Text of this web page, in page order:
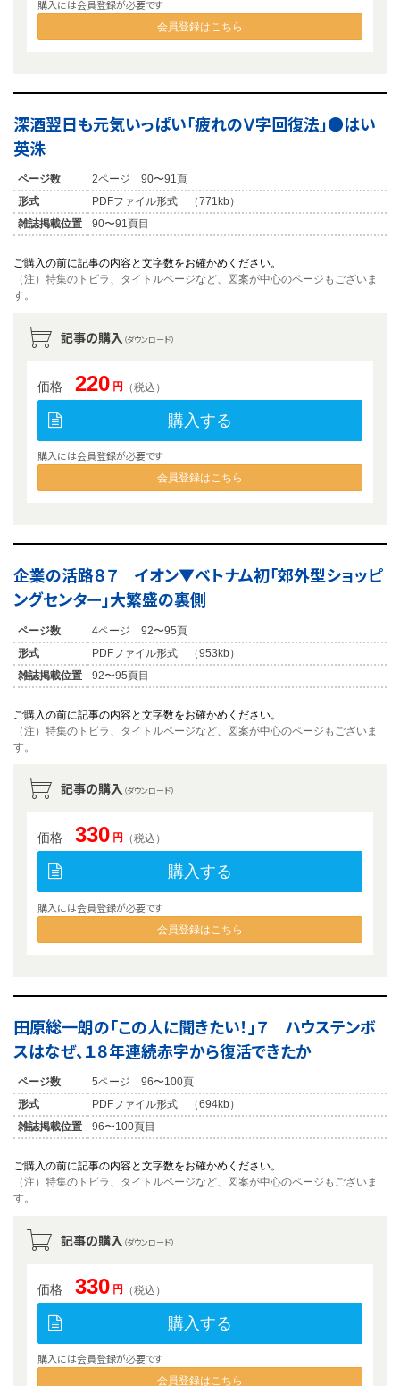
購入には会員登録が必要です
会員登録はこちら
深酒翌日も元気いっぱい「疲れのＶ字回復法」●はい
英洙
ページ数
2ページ 90〜91頁
形式
PDFファイル形式 （771kb）
雑誌掲載位置
90〜91頁目
ご購入の前に記事の内容と文字数をお確かめください。
（注）特集のトビラ、タイトルページなど、図案が中心のページもございま
す。
記事の購入 （ダウンロード）
価格 220 円 （税込）
購入する
購入には会員登録が必要です
会員登録はこちら
企業の活路８７ イオン▼ベトナム初「郊外型ショッピ
ングセンター」大繁盛の裏側
ページ数
4ページ 92〜95頁
形式
PDFファイル形式 （953kb）
雑誌掲載位置
92〜95頁目
ご購入の前に記事の内容と文字数をお確かめください。
（注）特集のトビラ、タイトルページなど、図案が中心のページもございま
す。
記事の購入 （ダウンロード）
価格 330 円 （税込）
購入する
購入には会員登録が必要です
会員登録はこちら
田原総一朗の「この人に聞きたい！」７ ハウステンボ
スはなぜ、１８年連続赤字から復活できたか
ページ数
5ページ 96〜100頁
形式
PDFファイル形式 （694kb）
雑誌掲載位置
96〜100頁目
ご購入の前に記事の内容と文字数をお確かめください。
（注）特集のトビラ、タイトルページなど、図案が中心のページもございま
す。
記事の購入 （ダウンロード）
価格 330 円 （税込）
購入する
購入には会員登録が必要です
会員登録はこちら